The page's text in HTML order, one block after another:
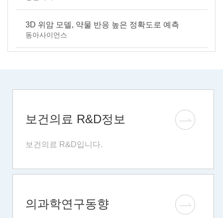
죄자로...
3D 위암 모델, 약물 반응 높은 정확도로 예측
동아사이언스
보건의료 R&D정보
보건의료 R&D입니다.
의과학연구동향